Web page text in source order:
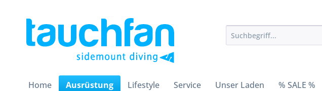
Home Ausrüstung Lifestyle Service Unser Laden % SALE %